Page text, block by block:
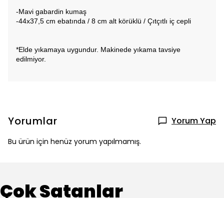
-Mavi gabardin kumaş
-44x37,5 cm ebatında / 8 cm alt körüklü / Çıtçıtlı iç cepli
*Elde yıkamaya uygundur. Makinede yıkama tavsiye
edilmiyor.
Yorumlar Yorum Yap
Bu ürün için henüz yorum yapılmamış.
Çok Satanlar